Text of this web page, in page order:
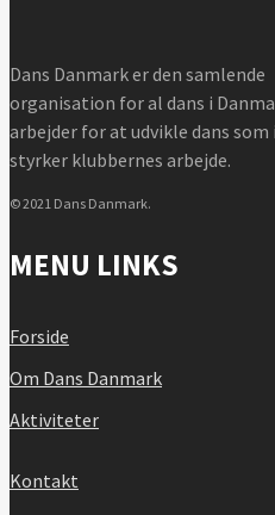
Dans Danmark er den samlende
organisation for al dans i
arbejder for at udvikle dans
styrker klubbernes arbejde.
© 2021 Dans Danmark.
MENU LINKS
Forside
Om Dans Danmark
Aktiviteter
Kontakt